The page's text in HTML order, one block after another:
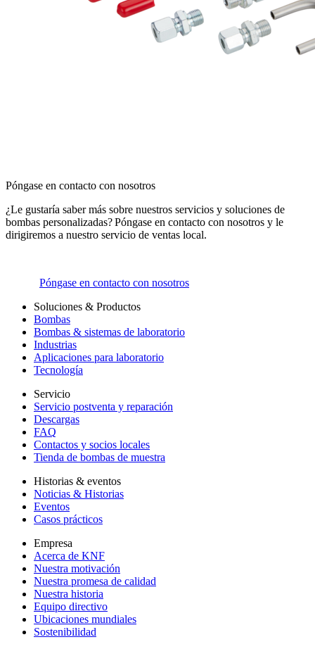
Póngase en contacto con nosotros
¿Le gustaría saber más sobre nuestros servicios y soluciones de
bombas personalizadas? Póngase en contacto con nosotros y le
dirigiremos a nuestro servicio de ventas local.
Póngase en contacto con nosotros
Soluciones & Productos
Bombas
Bombas & sistemas de laboratorio
Industrias
Aplicaciones para laboratorio
Tecnología
Servicio
Servicio postventa y reparación
Descargas
FAQ
Contactos y socios locales
Tienda de bombas de muestra
Historias & eventos
Noticias & Historias
Eventos
Casos prácticos
Empresa
Acerca de KNF
Nuestra motivación
Nuestra promesa de calidad
Nuestra historia
Equipo directivo
Ubicaciones mundiales
Sostenibilidad